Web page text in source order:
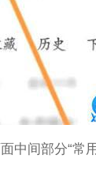
间部分“常